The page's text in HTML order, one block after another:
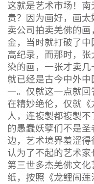
这就是艺术市场！
贵？因为画好，画
卖公司拍卖羌佛的
金，当时就打破了
高纪录，而那时，
染的画，一张才卖
就已经是古今中外
一。仅就这一点就
在精妙绝伦，仅就
人，连複製都複製
的愚蠢妖孽们不是
边，艺术境界羞涩
认为了不起的艺术
第三世多杰羌佛文
纸，按照《龙鲤闹